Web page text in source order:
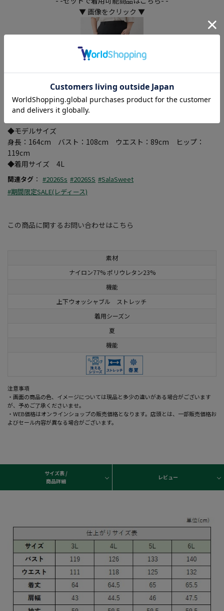
素材
ナイロン77% ポリウレタン23%
機能
上下ウォッシャブル ストレッチ
着用シーズン
夏
機能
注意事項
・画面の商品の色、イメージについては現品と多少の違いがある場合がございます
が、予めご了承くださいませ。
・WEB価格はオンラインショップの販売価格となります。店頭とは、一部販売価格お
よびセール内容が異なる場合がございます。
▼ 画像をクリック ▼
◆モデルサイズ
身長：164cm バスト：108cm ウエスト：89cm ヒップ：
119cm
◆着用サイズ 4L
関連タグ ： #2026Ss #2026SS #SalaSweet
#期間限定SALE(レディース)
この商品に関するお問い合わせはこちら
サイズ表 /
商品詳細
レビュー